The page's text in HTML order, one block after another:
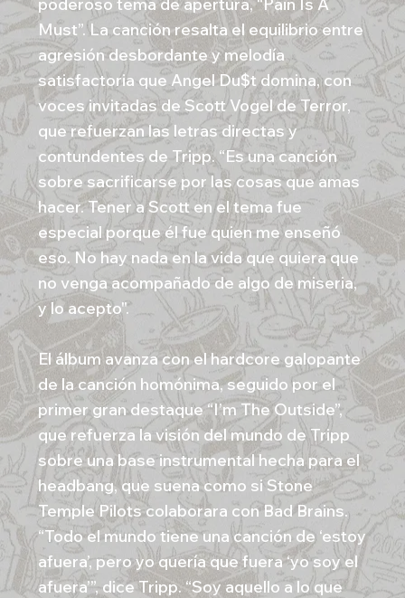
Must”. La canción resalta el equilibrio entre
agresión desbordante y melodía
satisfactoria que Angel Du$t domina, con
voces invitadas de Scott Vogel de Terror,
que refuerzan las letras directas y
contundentes de Tripp. “Es una canción
sobre sacrificarse por las cosas que amas
hacer. Tener a Scott en el tema fue
especial porque él fue quien me enseñó
eso. No hay nada en la vida que quiera que
no venga acompañado de algo de miseria,
y lo acepto".
El álbum avanza con el hardcore galopante
de la canción homónima, seguido por el
primer gran destaque “I’m The Outside”,
que refuerza la visión del mundo de Tripp
sobre una base instrumental hecha para el
headbang, que suena como si Stone
Temple Pilots colaborara con Bad Brains.
“Todo el mundo tiene una canción de ‘estoy
afuera’, pero yo quería que fuera ‘yo soy el
afuera’”, dice Tripp. “Soy aquello a lo que